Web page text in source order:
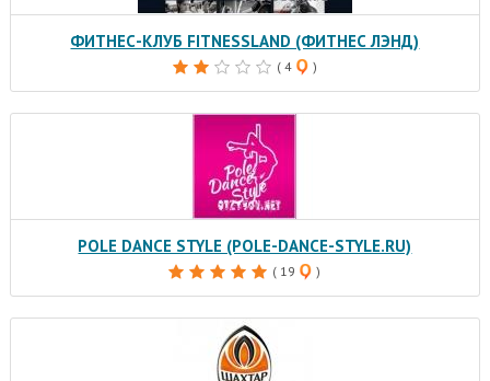
ФИТНЕС-КЛУБ FITNESSLAND (ФИТНЕС ЛЭНД)
( 4 )
POLE DANCE STYLE (POLE-DANCE-STYLE.RU)
( 19 )